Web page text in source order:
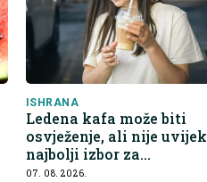
ISHRANA
Ledena kafa može biti
osvježenje, ali nije uvijek
najbolji izbor za
hidrataciju
07. 08. 2026.